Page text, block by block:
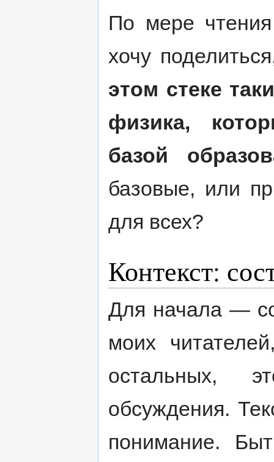
По мере
хочу
этом стеке
физика,
базой
базовые, или
для всех?
Контекст:
Для начала —
моих
остальных,
обсуждения.
понимание.